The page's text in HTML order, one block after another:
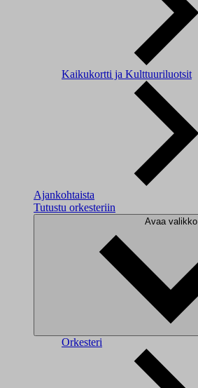
Kaikukortti ja Kulttuuriluotsit
Ajankohtaista
Tutustu orkesteriin
Avaa valikko
Orkesteri